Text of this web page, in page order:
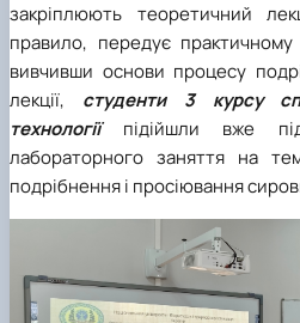
закріплюють теоретичний
правило, передує
вивчивши основи процесу
лекції, студенти 3 курсу
технологіїпідійшли вже
лабораторного заняття на
подрібнення і просіювання